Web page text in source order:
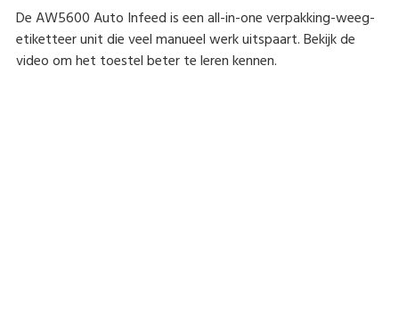
De AW5600 Auto Infeed is een all-in-one verpakking-weeg-
etiketteer unit die veel manueel werk uitspaart. Bekijk de
video om het toestel beter te leren kennen.